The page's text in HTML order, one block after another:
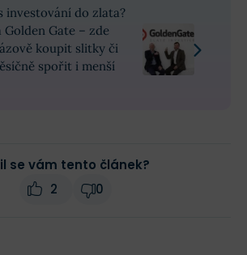
investování do zlata?
Golden Gate – zde
koupit slitky či
spořit i menší
se vám tento článek?
2
0